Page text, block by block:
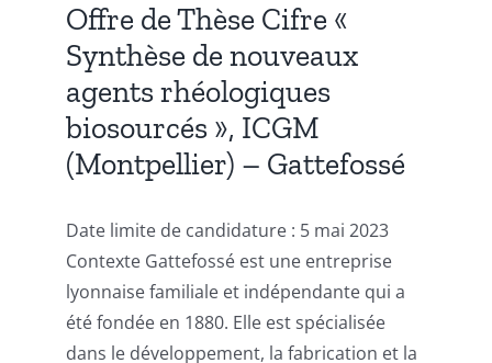
Offre de Thèse Cifre «
Synthèse de nouveaux
agents rhéologiques
biosourcés », ICGM
(Montpellier) – Gattefossé
Date limite de candidature : 5 mai 2023
Contexte Gattefossé est une entreprise
lyonnaise familiale et indépendante qui a
été fondée en 1880. Elle est spécialisée
dans le développement, la fabrication et la